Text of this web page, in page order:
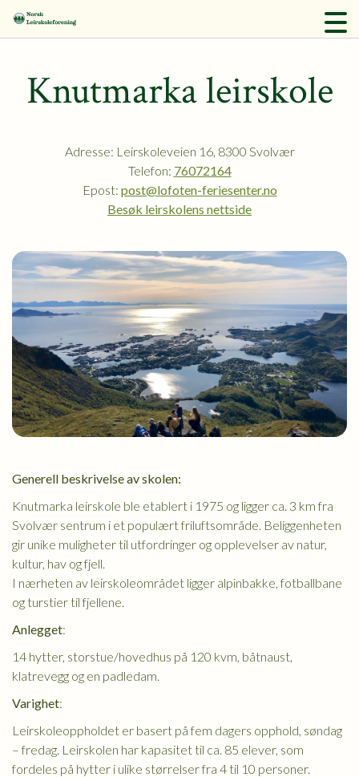
Knutmarka leirskole
Adresse: Leirskoleveien 16, 8300 Svolvær
Telefon: 76072164
Epost: post@lofoten-feriesenter.no
Besøk leirskolens nettside
Generell beskrivelse av skolen:
Knutmarka leirskole ble etablert i 1975 og ligger ca. 3 km fra
Svolvær sentrum i et populært friluftsområde. Beliggenheten
gir unike muligheter til utfordringer og opplevelser av natur,
kultur, hav og fjell.
I nærheten av leirskoleområdet ligger alpinbakke, fotballbane
og turstier til fjellene.
Anlegget:
14 hytter, storstue/hovedhus på 120 kvm, båtnaust,
klatrevegg og en padledam.
Varighet:
Leirskoleoppholdet er basert på fem dagers opphold, søndag
– fredag. Leirskolen har kapasitet til ca. 85 elever, som
fordeles på hytter i ulike størrelser fra 4 til 10 personer.